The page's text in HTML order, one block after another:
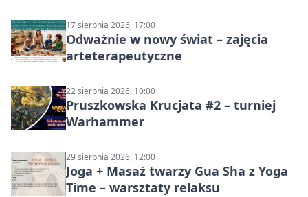
17 sierpnia 2026, 17:00
Odważnie w nowy świat – zajęcia
arteterapeutyczne
22 sierpnia 2026, 10:00
Pruszkowska Krucjata #2 – turniej
Warhammer
29 sierpnia 2026, 12:00
Joga + Masaż twarzy Gua Sha z Yoga
Time – warsztaty relaksu